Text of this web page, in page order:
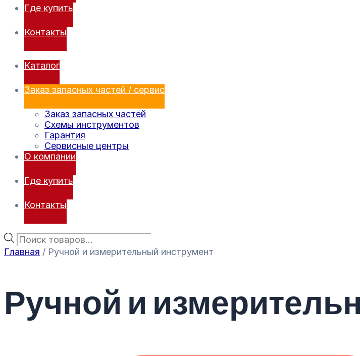
Где купить
Контакты
Каталог
Заказ запасных частей / сервис
Заказ запасных частей
Схемы инструментов
Гарантия
Сервисные центры
О компании
Где купить
Контакты
Главная / Ручной и измерительный инструмент
Ручной и